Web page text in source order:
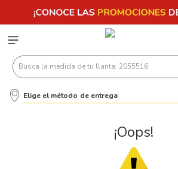
Busca la medida de tu llanta: 2055516
Elige el método de entrega
¡Oops!
Términos
2
3 225